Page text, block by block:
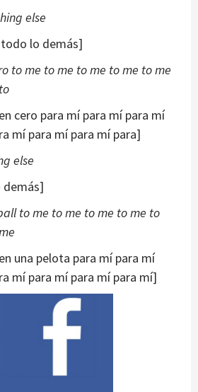
else
lo demás]
to me to me to me to me to me
cero para mí para mí para mí
mí para mí para mí para]
else
to me to me to me to me to
una pelota para mí para mí
mí para mí para mí para mí]